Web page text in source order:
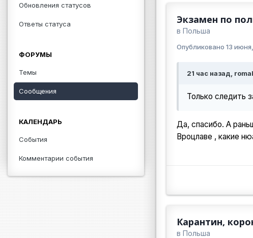
Обновления статусов
Ответы статуса
ФОРУМЫ
Темы
Сообщения
КАЛЕНДАРЬ
События
Комментарии события
Экзамен по
в Польша
Опубликовано 13
21 час назад,
Только следить
Да, спасибо. А
Вроцлаве , какие
Карантин,
в Польша